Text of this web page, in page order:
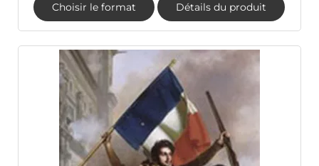
Choisir le format Détails du produit